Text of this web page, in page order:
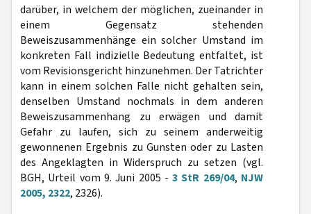
darüber, in welchem der möglichen, zueinander in
einem Gegensatz stehenden
Beweiszusammenhänge ein solcher Umstand im
konkreten Fall indizielle Bedeutung entfaltet, ist
vom Revisionsgericht hinzunehmen. Der Tatrichter
kann in einem solchen Falle nicht gehalten sein,
denselben Umstand nochmals in dem anderen
Beweiszusammenhang zu erwägen und damit
Gefahr zu laufen, sich zu seinem anderweitig
gewonnenen Ergebnis zu Gunsten oder zu Lasten
des Angeklagten in Widerspruch zu setzen (vgl.
BGH, Urteil vom 9. Juni 2005 -3 StR 269/04, NJW
2005, 2322, 2326).